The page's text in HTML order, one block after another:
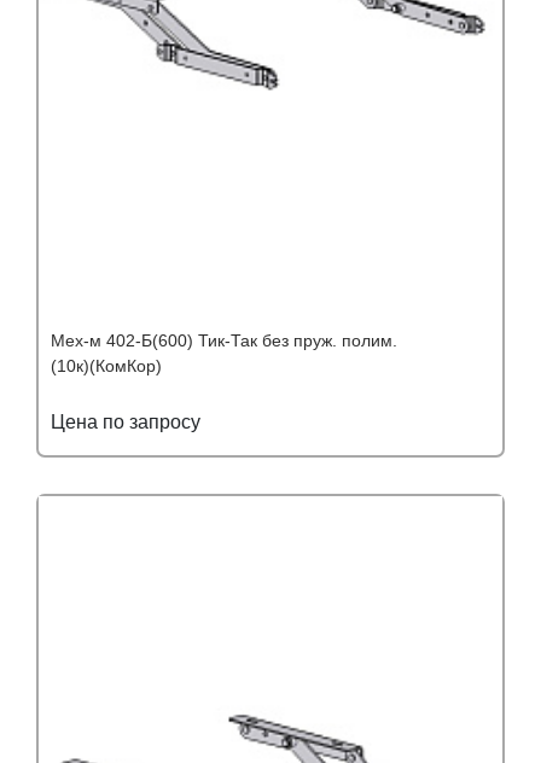
Мех-м 402-Б(600) Тик-Так без пруж. полим.
(10к)(КомКор)
Цена по запросу